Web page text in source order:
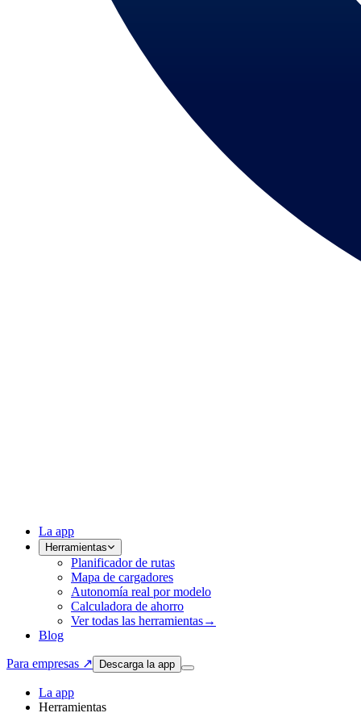
La app
Herramientas
Planificador de rutas
Mapa de cargadores
Autonomía real por modelo
Calculadora de ahorro
Ver todas las herramientas→
Blog
Para empresas ↗ Descarga la app
La app
Herramientas